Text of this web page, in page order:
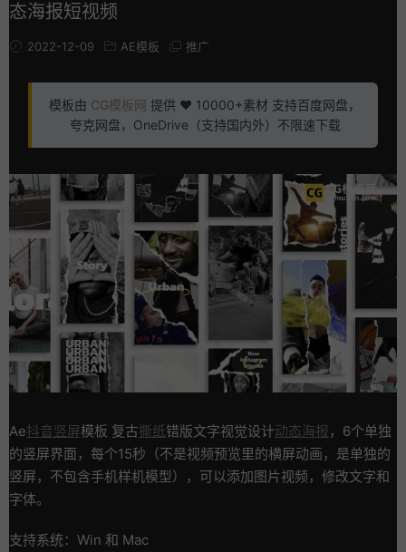
态海报短视频
2022-12-09 AE模板 推广
模板由 CG模板网 提供 ❤️ 10000+素材 支持百度网盘，
夸克网盘，OneDrive（支持国内外）不限速下载
Ae抖音竖屏模板 复古撕纸错版文字视觉设计动态海报 ，6个单独
的竖屏界面，每个15秒（不是视频预览里的横屏动画，是单独的
竖屏，不包含手机样机模型），可以添加图片视频，修改文字和
字体。
支持系统：Win 和 Mac